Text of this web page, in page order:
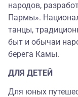
народов,
Пармы».
танцы,
быт и обычаи
берега Камы.
ДЛЯ ДЕТЕЙ
Для юных